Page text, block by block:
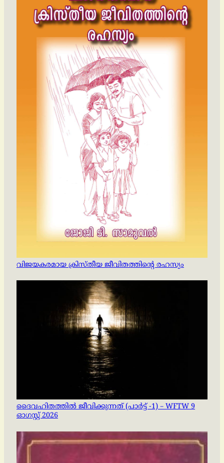
വിജയകരമായ ക്രിസ്തീയ ജീവിതത്തിന്റെ രഹസ്യം
ദൈവഹിതത്തിൽ ജീവിക്കുന്നത് (പാർട്ട് -1) – WFTW 9
ഓഗസ്റ്റ് 2026